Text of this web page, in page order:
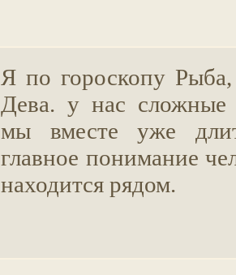
Я по гороскопу
Дева. у нас
мы вместе уже
главное понимание
находится рядом.